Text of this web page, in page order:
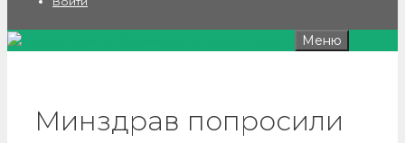
Меню
Минздрав попросили